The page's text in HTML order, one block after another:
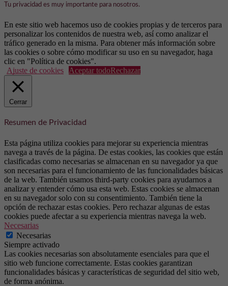
Tu privacidad es muy importante para nosotros.
En este sitio web hacemos uso de cookies propias y de terceros para
personalizar los contenidos de nuestra web, así como analizar el
tráfico generado en la misma. Para obtener más información sobre
las cookies o sobre cómo modificar su uso en su navegador, haga
clic en "Política de cookies".
Ajuste de cookies
Aceptar todoRechazar
Cerrar
Resumen de Privacidad
Esta página utiliza cookies para mejorar su experiencia mientras
navega a través de la página. De estas cookies, las cookies que están
clasificadas como necesarias se almacenan en su navegador ya que
son necesarias para el funcionamiento de las funcionalidades básicas
de la web. También usamos third-party cookies para ayudarnos a
analizar y entender cómo usa esta web. Estas cookies se almacenan
en su navegador solo con su consentimiento. También tiene la
opción de rechazar estas cookies. Pero rechazar algunas de estas
cookies puede afectar a su experiencia mientras navega la web.
Necesarias
Necesarias
Siempre activado
Las cookies necesarias son absolutamente esenciales para que el
sitio web funcione correctamente. Estas cookies garantizan
funcionalidades básicas y características de seguridad del sitio web,
de forma anónima.